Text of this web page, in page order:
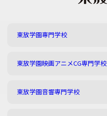
東放学園専門学校
東放学園映画アニメCG専門学校
東放学園音響専門学校